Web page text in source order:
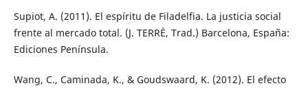
Supiot, A. (2011). El espíritu de Filadelfia. La justicia social
frente al mercado total. (J. TERRÉ, Trad.) Barcelona, España:
Ediciones Península.
Wang, C., Caminada, K., & Goudswaard, K. (2012). El efecto